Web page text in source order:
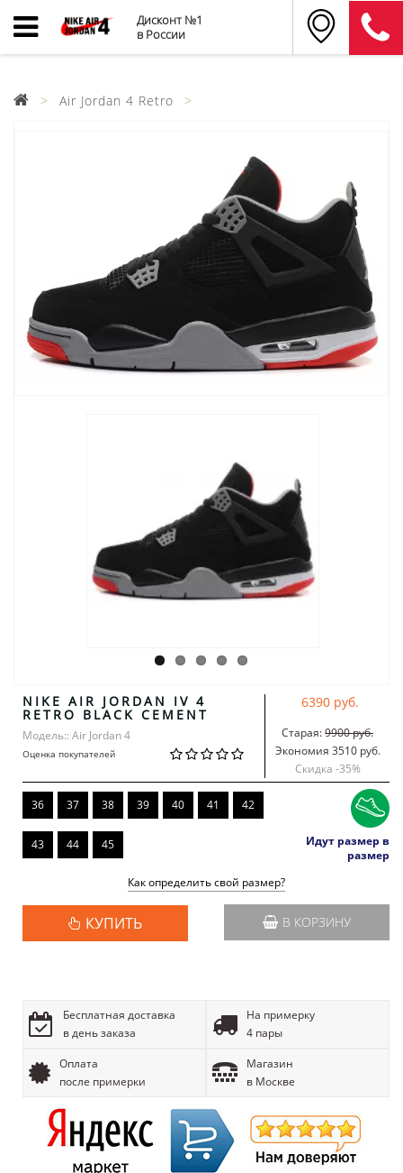
Дисконт №1
в России
Air Jordan 4 Retro
NIKE AIR JORDAN IV 4
RETRO BLACK CEMENT
Модель:: Air Jordan 4
Оценка покупателей
6390 руб.
Старая:9900 руб.
Экономия 3510 руб.
Скидка -35%
36 37 38 39 40 41 42
43 44 45
Идут размер в
размер
Как определить свой размер?
КУПИТЬ В КОРЗИНУ
Бесплатная доставка
в день заказа
На примерку
4 пары
Оплата
после примерки
Магазин
в Москве